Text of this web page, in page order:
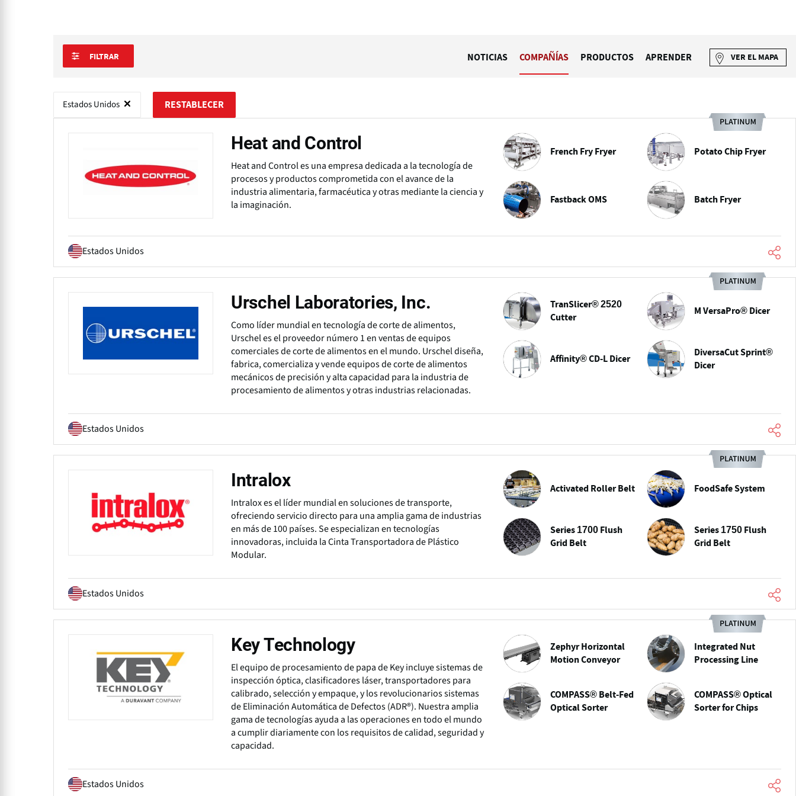
FILTRAR NOTICIAS COMPAÑÍAS PRODUCTOS APRENDER VER EL MAPA
Estados Unidos RESTABLECER
Heat and Control
Heat and Control es una empresa dedicada a la tecnología de
procesos y productos comprometida con el avance de la
industria alimentaria, farmacéutica y otras mediante la ciencia y
la imaginación.
French Fry Fryer Potato Chip Fryer
Fastback OMS Batch Fryer
Estados Unidos
Urschel Laboratories, Inc.
Como líder mundial en tecnología de corte de alimentos,
Urschel es el proveedor número 1 en ventas de equipos
comerciales de corte de alimentos en el mundo. Urschel diseña,
fabrica, comercializa y vende equipos de corte de alimentos
mecánicos de precisión y alta capacidad para la industria de
procesamiento de alimentos y otras industrias relacionadas.
TranSlicer® 2520
Cutter
M VersaPro® Dicer
Affinity® CD-L Dicer
DiversaCut Sprint®
Dicer
Estados Unidos
Intralox
Intralox es el líder mundial en soluciones de transporte,
ofreciendo servicio directo para una amplia gama de industrias
en más de 100 países. Se especializan en tecnologías
innovadoras, incluida la Cinta Transportadora de Plástico
Modular.
Activated Roller Belt FoodSafe System
Series 1700 Flush
Grid Belt
Series 1750 Flush
Grid Belt
Estados Unidos
Key Technology
El equipo de procesamiento de papa de Key incluye sistemas de
inspección óptica, clasificadores láser, transportadores para
calibrado, selección y empaque, y los revolucionarios sistemas
de Eliminación Automática de Defectos (ADR®). Nuestra amplia
gama de tecnologías ayuda a las operaciones en todo el mundo
a cumplir diariamente con los requisitos de calidad, seguridad y
capacidad.
Zephyr Horizontal
Motion Conveyor
Integrated Nut
Processing Line
COMPASS® Belt-Fed
Optical Sorter
COMPASS® Optical
Sorter for Chips
Estados Unidos